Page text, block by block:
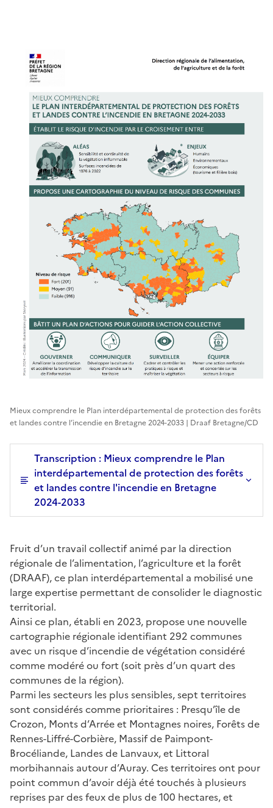
Mieux comprendre le Plan interdépartemental de protection des forêts
et landes contre l’incendie en Bretagne 2024-2033 | Draaf Bretagne/CD
Transcription : Mieux comprendre le Plan
interdépartemental de protection des forêts
et landes contre l'incendie en Bretagne
2024-2033
Fruit d’un travail collectif animé par la direction
régionale de l’alimentation, l’agriculture et la forêt
(DRAAF), ce plan interdépartemental a mobilisé une
large expertise permettant de consolider le diagnostic
territorial.
Ainsi ce plan, établi en 2023, propose une nouvelle
cartographie régionale identifiant 292 communes
avec un risque d’incendie de végétation considéré
comme modéré ou fort (soit près d’un quart des
communes de la région).
Parmi les secteurs les plus sensibles, sept territoires
sont considérés comme prioritaires : Presqu’île de
Crozon, Monts d’Arrée et Montagnes noires, Forêts de
Rennes-Liffré-Corbière, Massif de Paimpont-
Brocéliande, Landes de Lanvaux, et Littoral
morbihannais autour d’Auray. Ces territoires ont pour
point commun d’avoir déjà été touchés à plusieurs
reprises par des feux de plus de 100 hectares, et